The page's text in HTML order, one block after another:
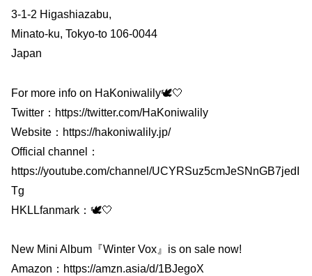
3-1-2 Higashiazabu,
Minato-ku, Tokyo-to 106-0044
Japan
For more info on HaKoniwalily🕊🤍
Twitter：https://twitter.com/HaKoniwalily
Website：https://hakoniwalily.jp/
Official channel：
https://youtube.com/channel/UCYRSuz5cmJeSNnGB7jedI
Tg
HKLLfanmark：🕊🤍
New Mini Album『Winter Vox』is on sale now!
Amazon：https://amzn.asia/d/1BJegoX